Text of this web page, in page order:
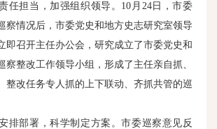
任担当，加强组织领导。10月24日，市委
察情况后，市委党史和地方史志研究室领导
即召开主任办公会，研究成立了市委党史和
察整改工作领导小组，形成了主任亲自抓、
整改任务专人抓的上下联动、齐抓共管的巡
排部署，科学制定方案。市委巡察意见反